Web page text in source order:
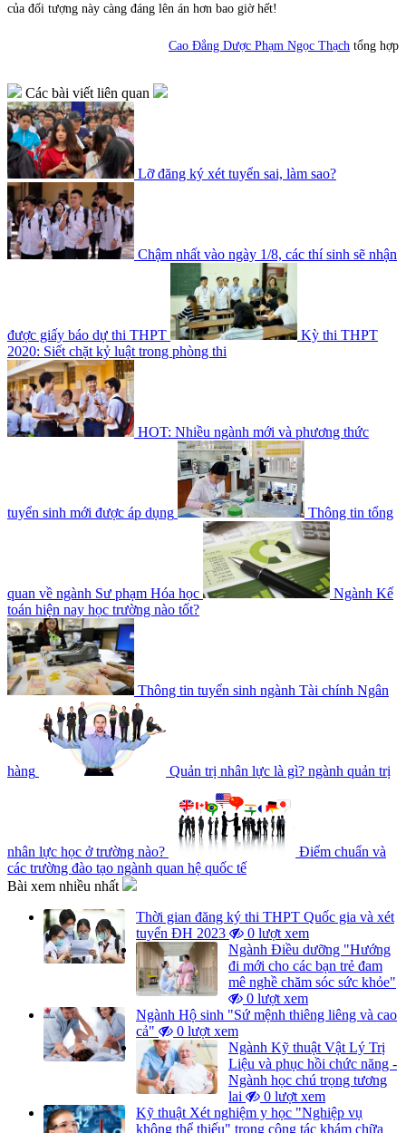
của đối tượng này càng đáng lên án hơn bao giờ hết!
Cao Đẳng Dược Phạm Ngọc Thạch tổng hợp
Các bài viết liên quan
Lỡ đăng ký xét tuyển sai, làm sao?
Chậm nhất vào ngày 1/8, các thí sinh sẽ nhận
được giấy báo dự thi THPT
Kỳ thi THPT
2020: Siết chặt kỷ luật trong phòng thi
HOT: Nhiều ngành mới và phương thức
tuyển sinh mới được áp dụng Thông tin tổng
quan về ngành Sư phạm Hóa học
Ngành Kế
toán hiện nay học trường nào tốt?
Thông tin tuyển sinh ngành Tài chính Ngân
hàng Quản trị nhân lực là gì? ngành quản trị
nhân lực học ở trường nào?
Điểm chuẩn và
các trường đào tạo ngành quan hệ quốc tế
Bài xem nhiều nhất
Thời gian đăng ký thi THPT Quốc gia và xét
tuyển ĐH 2023
0 lượt xem
Ngành Điều dưỡng "Hướng
đi mới cho các bạn trẻ đam
mê nghề chăm sóc sức khỏe"
0 lượt xem
Ngành Hộ sinh "Sứ mệnh thiêng liêng và cao
cả"
0 lượt xem
Ngành Kỹ thuật Vật Lý Trị
Liệu và phục hồi chức năng -
Ngành học chú trọng tương
lai
0 lượt xem
Kỹ thuật Xét nghiệm y học "Nghiệp vụ
không thể thiếu" trong công tác khám chữa